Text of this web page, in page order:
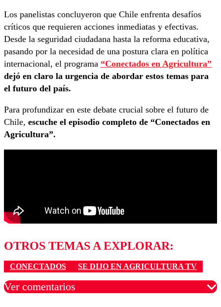
Los panelistas concluyeron que Chile enfrenta desafíos
críticos que requieren acciones inmediatas y efectivas.
Desde la seguridad ciudadana hasta la reforma educativa,
pasando por la necesidad de una postura clara en política
internacional, el programa “Conectados en Agricultura”
dejó en claro la urgencia de abordar estos temas para
el futuro del país.
Para profundizar en este debate crucial sobre el futuro de
Chile, escuche el episodio completo de “Conectados en
Agricultura”.
OTROS TEMAS A EXPLORAR:
CONECTADOS SE DIJO EN AGRICULTURA TV
Ver comentarios